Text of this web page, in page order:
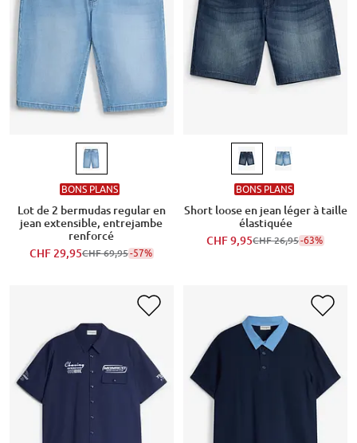
BONS PLANS
Lot de 2 bermudas regular en
jean extensible, entrejambe
renforcé
CHF 29,95CHF 69,95-57%
BONS PLANS
Short loose en jean léger à taille
élastiquée
CHF 9,95CHF 26,95-63%